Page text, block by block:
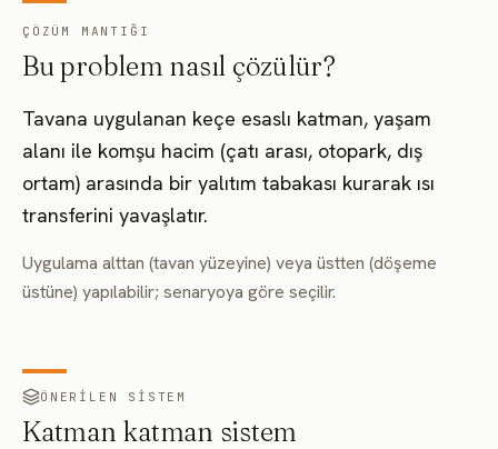
ÇÖZÜM MANTIĞI
Bu problem nasıl çözülür?
Tavana uygulanan keçe esaslı katman, yaşam
alanı ile komşu hacim (çatı arası, otopark, dış
ortam) arasında bir yalıtım tabakası kurarak ısı
transferini yavaşlatır.
Uygulama alttan (tavan yüzeyine) veya üstten (döşeme
üstüne) yapılabilir; senaryoya göre seçilir.
ÖNERILEN SISTEM
Katman katman sistem